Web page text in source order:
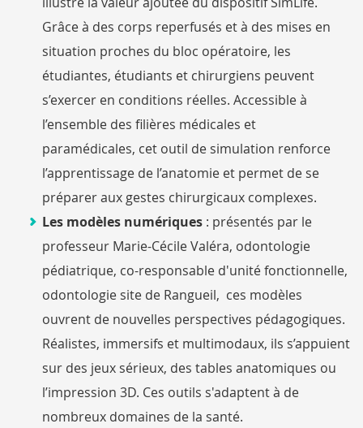
Grâce à des corps reperfusés et à des mises en
situation proches du bloc opératoire, les
étudiantes, étudiants et chirurgiens peuvent
s’exercer en conditions réelles. Accessible à
l’ensemble des filières médicales et
paramédicales, cet outil de simulation renforce
l’apprentissage de l’anatomie et permet de se
préparer aux gestes chirurgicaux complexes.
Les modèles numériques: présentés par le
professeur Marie-Cécile Valéra, odontologie
pédiatrique, co-responsable d'unité fonctionnelle,
odontologie site de Rangueil, ces modèles
ouvrent de nouvelles perspectives pédagogiques.
Réalistes, immersifs et multimodaux, ils s’appuient
sur des jeux sérieux, des tables anatomiques ou
l’impression 3D. Ces outils s'adaptent à de
nombreux domaines de la santé.